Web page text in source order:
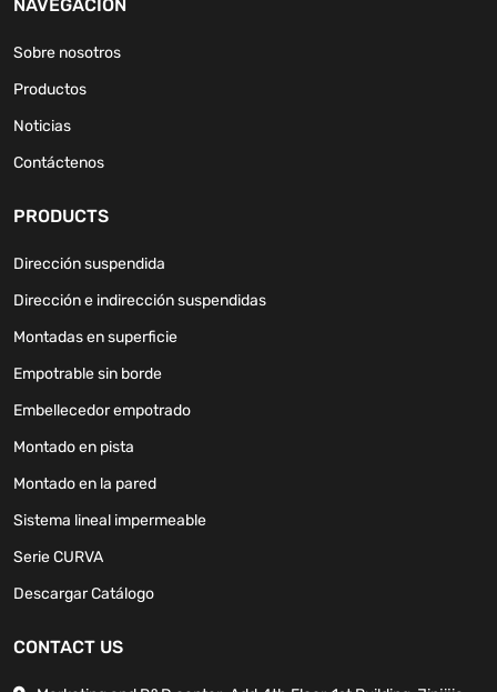
NAVEGACIÓN
Sobre nosotros
Productos
Noticias
Contáctenos
PRODUCTS
Dirección suspendida
Dirección e indirección suspendidas
Montadas en superficie
Empotrable sin borde
Embellecedor empotrado
Montado en pista
Montado en la pared
Sistema lineal impermeable
Serie CURVA
Descargar Catálogo
CONTACT US